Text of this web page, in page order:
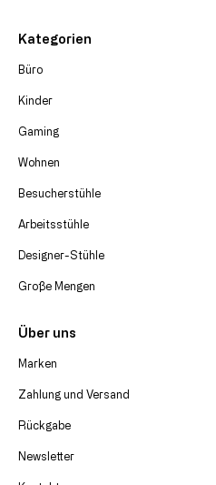
Kategorien
Büro
Kinder
Gaming
Wohnen
Besucherstühle
Arbeitsstühle
Designer-Stühle
Große Mengen
Über uns
Marken
Zahlung und Versand
Rückgabe
Newsletter